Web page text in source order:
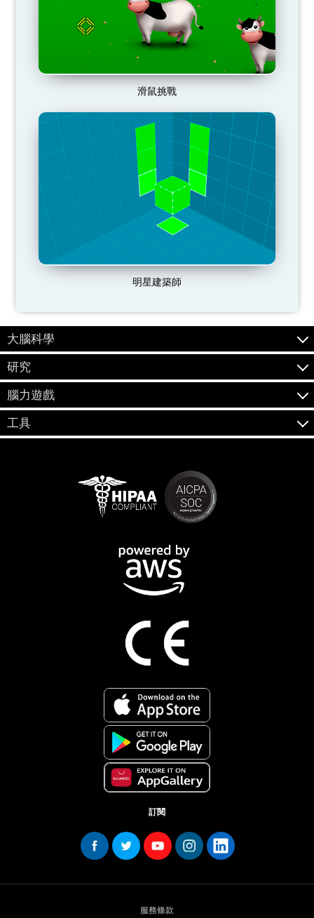
滑鼠挑戰
明星建築師
大腦科學
研究
腦力遊戲
工具
訂閱
服務條款